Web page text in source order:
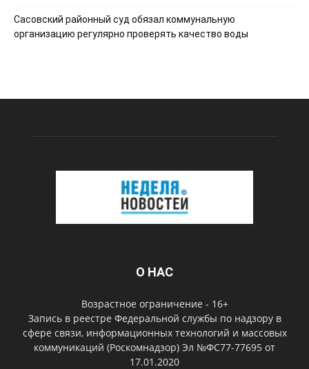
Сасовский районный суд обязал коммунальную
организацию регулярно проверять качество воды
О НАС
Возрастное ограничение - 16+
Запись в реестре Федеральной службы по надзору в
сфере связи, информационных технологий и массовых
коммуникаций (Роскомнадзор) Эл №ФС77-77695 от
17.01.2020